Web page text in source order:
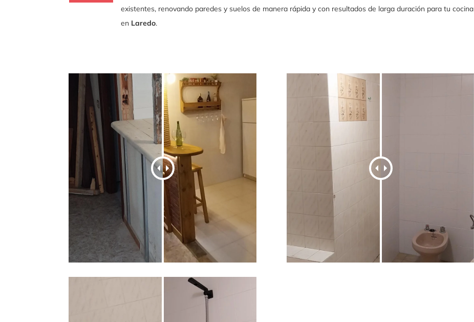
existentes, renovando paredes y suelos de manera rápida y con resultados de larga duración para tu cocina
en Laredo.